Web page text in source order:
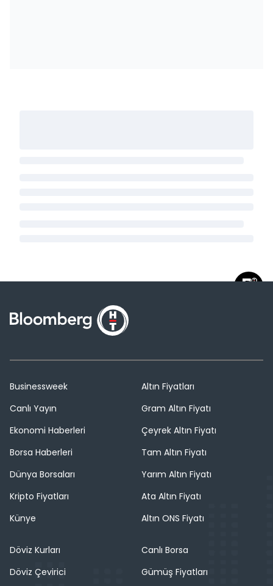
Businessweek
Canlı Yayın
Ekonomi Haberleri
Borsa Haberleri
Dünya Borsaları
Kripto Fiyatları
Künye
Altın Fiyatları
Gram Altın Fiyatı
Çeyrek Altın Fiyatı
Tam Altın Fiyatı
Yarım Altın Fiyatı
Ata Altın Fiyatı
Altın ONS Fiyatı
Döviz Kurları
Döviz Çevirici
Canlı Borsa
Gümüş Fiyatları